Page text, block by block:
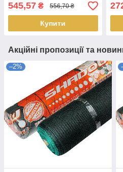
545,57 ₴ 556,70 ₴
Купити
Акційні пропозиції та
–2%